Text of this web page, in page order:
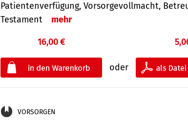
Patientenverfügung, Vorsorgevollmacht,
Testament
mehr
16,00 €
oder
VORSORGEN